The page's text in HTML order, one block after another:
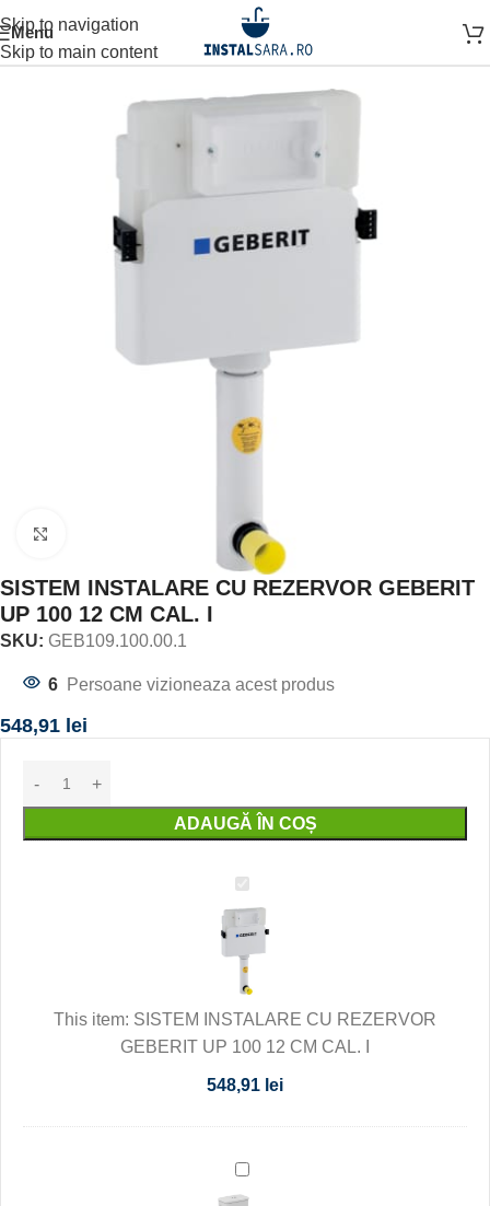
Skip to navigation
Skip to main content
Menu
Prima pagină OBIECTE SANITARE SISTEM INSTALARE
SISTEM INSTALARE CU REZERVOR GEBERIT
UP 100 12 CM CAL. I
SKU: GEB109.100.00.1
6 Persoane vizioneaza acest produs
548,91 lei
ADAUGĂ ÎN COȘ
SISTEM
INSTALARE
CU
REZERVOR
GEBERIT
UP
100
12
CAL.
This item: SISTEM INSTALARE CU REZERVOR
GEBERIT UP 100 12 CM CAL. I
548,91 lei
VAS
WC